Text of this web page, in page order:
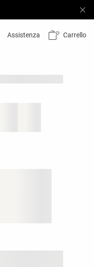
Assistenza Carrello